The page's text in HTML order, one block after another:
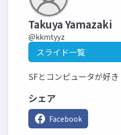
Takuya Yamazaki
@kkmtyyz
スライド一覧
SFとコンピュータが好き
シェア
Facebook